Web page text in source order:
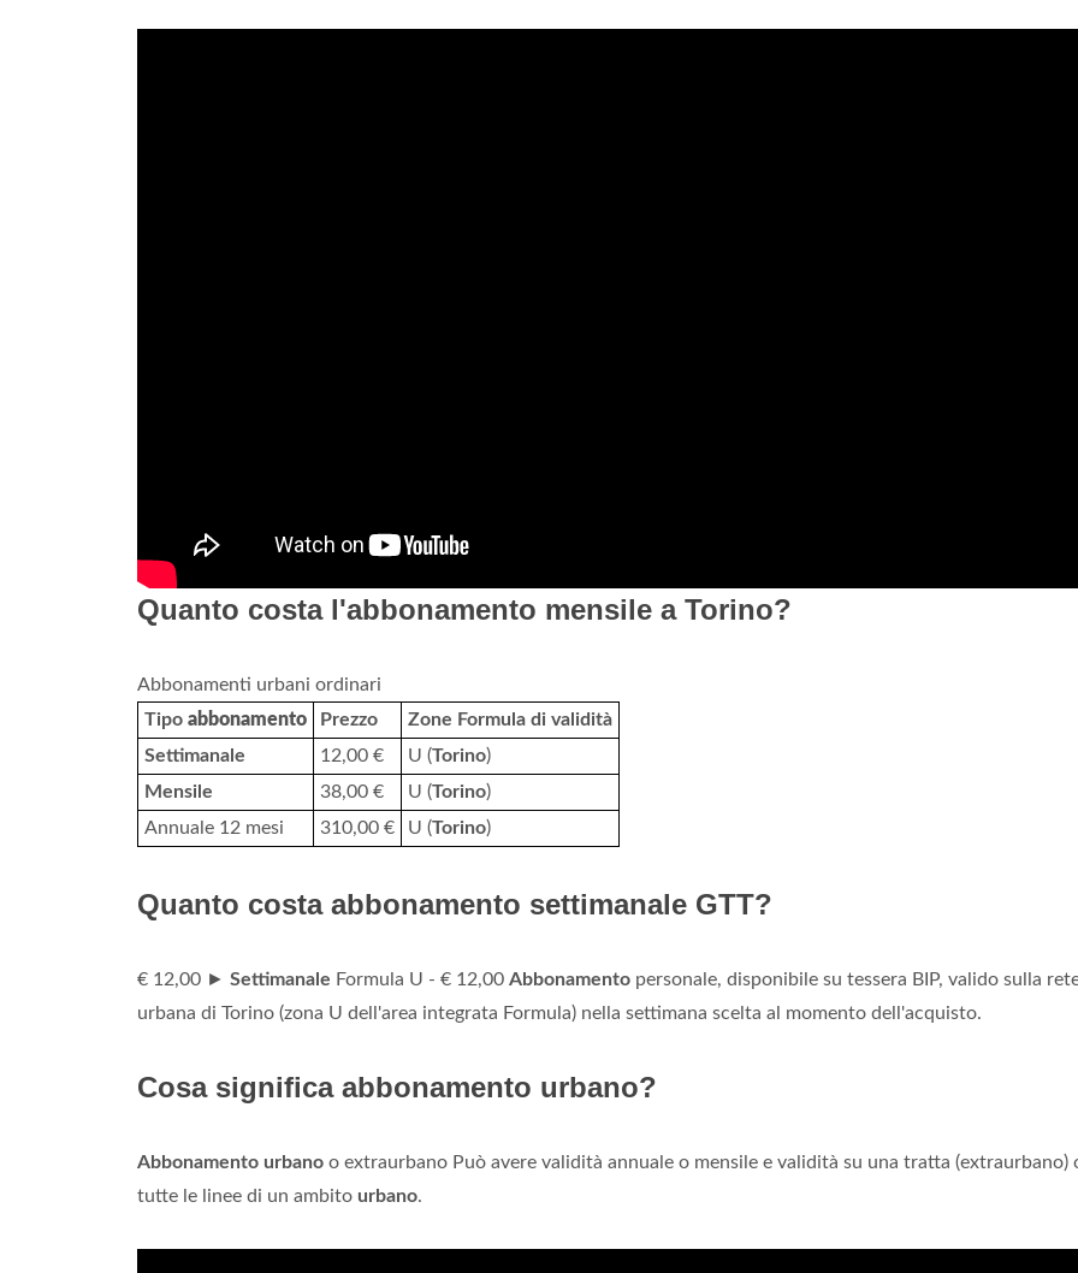
Quanto costa l'abbonamento mensile a Torino?
Abbonamenti urbani ordinari
Tipo abbonamento Prezzo
Zone Formula di validità
Settimanale
12,00 € U (Torino)
Mensile
38,00 € U (Torino)
Annuale 12 mesi
310,00 € U (Torino)
Quanto costa abbonamento settimanale GTT?
€ 12,00 ► Settimanale Formula U - € 12,00 Abbonamento personale, disponibile su tessera BIP, valido sulla
urbana di Torino (zona U dell'area integrata Formula) nella settimana scelta al momento dell'acquisto.
Cosa significa abbonamento urbano?
Abbonamento urbano o extraurbano Può avere validità annuale o mensile e validità su una tratta (extraurbano)
tutte le linee di un ambito urbano.